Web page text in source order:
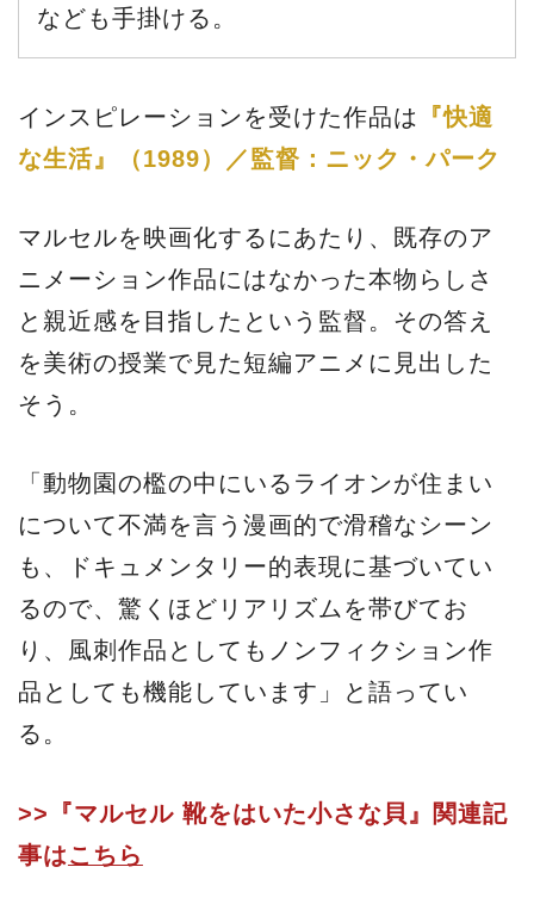
なども手掛ける。
インスピレーションを受けた作品は
『快適
な生活』（1989）／監督：ニック・パーク
マルセルを映画化するにあたり、既存のア
ニメーション作品にはなかった本物らしさ
と親近感を目指したという監督。その答え
を美術の授業で見た短編アニメに見出した
そう。
「動物園の檻の中にいるライオンが住まい
について不満を言う漫画的で滑稽なシーン
も、ドキュメンタリー的表現に基づいてい
るので、驚くほどリアリズムを帯びてお
り、風刺作品としてもノンフィクション作
品としても機能しています」と語ってい
る。
>>『マルセル 靴をはいた小さな貝』関連記
事はこちら